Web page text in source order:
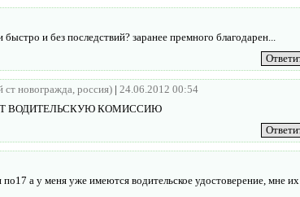
и без последствий? заранее премного благодарен...
новогражда, россия) | 24.06.2012 00:54
ВОДИТЕЛЬСКУЮ КОМИССИЮ
а у меня уже имеются водительское удостоверение, мне их